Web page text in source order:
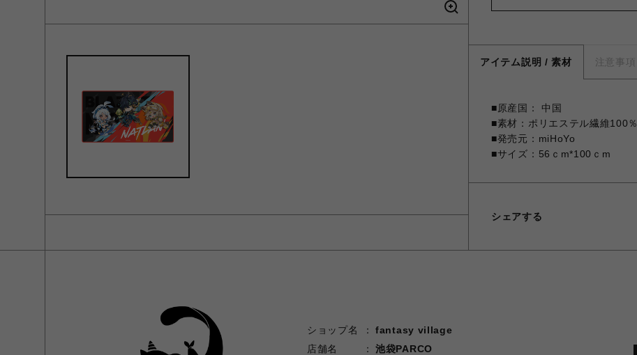
アイテム説明 / 素材 注意事項
■原産国： 中国
■素材：ポリエステル繊維100％
■発売元：miHoYo
■サイズ：56ｃm*100ｃm
シェアする
ショップ名
fantasy village
店舗名
池袋PARCO